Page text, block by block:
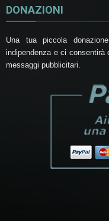
DONAZIONI
Una tua piccola
indipendenza e ci
messaggi pubblicitari.